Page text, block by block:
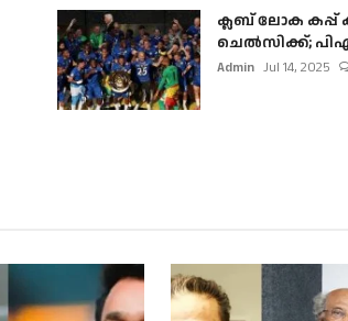
ക്ലബ് ലോക കപ്പ്
ചെല്‍സിക്ക്;
Admin Jul 14, 2025